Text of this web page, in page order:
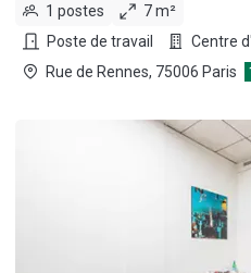
1 postes
7 m²
Poste de travail
Centre
Rue de Rennes, 75006 Paris